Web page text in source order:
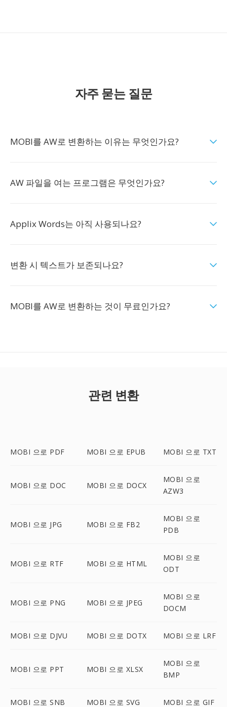
자주 묻는 질문
MOBI를 AW로 변환하는 이유는 무엇인가요?
AW 파일을 여는 프로그램은 무엇인가요?
Applix Words는 아직 사용되나요?
변환 시 텍스트가 보존되나요?
MOBI를 AW로 변환하는 것이 무료인가요?
관련 변환
MOBI 으로 PDF MOBI 으로 EPUB MOBI 으로 TXT
MOBI 으로 DOC MOBI 으로 DOCX
MOBI 으로
AZW3
MOBI 으로 JPG MOBI 으로 FB2
MOBI 으로
PDB
MOBI 으로 RTF MOBI 으로 HTML
MOBI 으로
ODT
MOBI 으로 PNG MOBI 으로 JPEG
MOBI 으로
DOCM
MOBI 으로 DJVU MOBI 으로 DOTX MOBI 으로 LRF
MOBI 으로 PPT MOBI 으로 XLSX
MOBI 으로
BMP
MOBI 으로 SNB MOBI 으로 SVG MOBI 으로 GIF